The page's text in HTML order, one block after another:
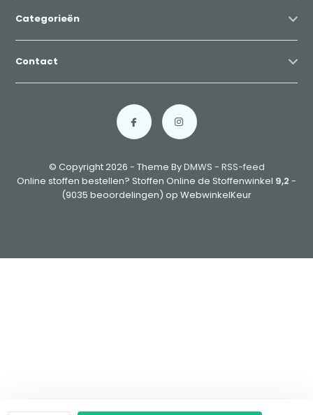
Categorieën
Contact
© Copyright 2026 - Theme ByDMWS - RSS-feed
Online stoffen bestellen? Stoffen Online de Stoffenwinkel 9,2 -
(9035 beoordelingen) op WebwinkelKeur